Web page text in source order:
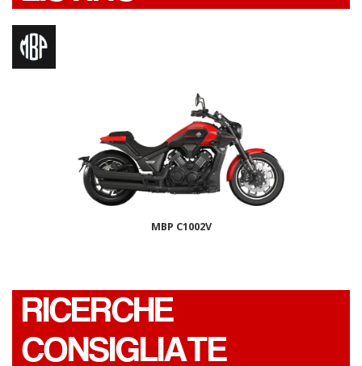
MBP C1002V
RICERCHE
CONSIGLIATE